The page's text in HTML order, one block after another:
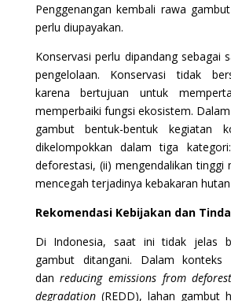
Penggenangan kembali rawa
perlu diupayakan.
Konservasi perlu dipandang sebagai
pengelolaan. Konservasi tidak
karena bertujuan untuk
memperbaiki fungsi ekosistem.
gambut bentuk-bentuk kegiatan
dikelompokkan dalam tiga
deforestasi, (ii) mengendalikan tinggi
mencegah terjadinya kebakaran
Rekomendasi Kebijakan dan
Di Indonesia, saat ini tidak jelas
gambut ditangani. Dalam konteks
danreducing emissions from
degradation(REDD), lahan gambut